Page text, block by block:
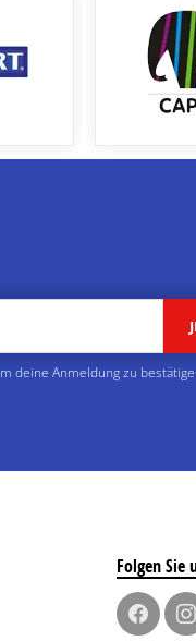
deine Anmeldung zu
Folgen Sie